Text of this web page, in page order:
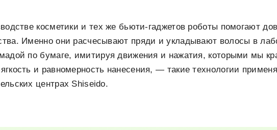
косметики и тех же бьюти-гаджетов роботы помогают
Именно они расчесывают пряди и укладывают волосы в
по бумаге, имитируя движения и нажатия, которыми мы
и равномерность нанесения, — такие технологии
центрах Shiseido.